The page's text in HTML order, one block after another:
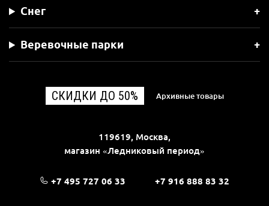
Снег
Веревочные парки
СКИДКИ ДО 50% Архивные товары
119619, Москва,
магазин «Ледниковый период»
+7 495 727 06 33 +7 916 888 83 32